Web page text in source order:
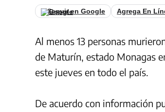
Seguir en Google Agrega En
Al menos 13 personas
de Maturín, estado Monagas
este jueves en todo el país.
De acuerdo con información